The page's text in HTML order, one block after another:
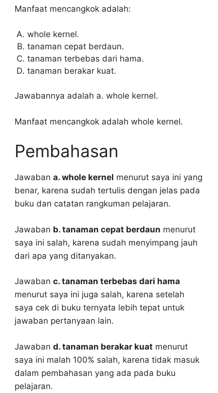
Manfaat mencangkok adalah:
whole kernel.
tanaman cepat berdaun.
tanaman terbebas dari hama.
tanaman berakar kuat.
Jawabannya adalah a. whole kernel.
Manfaat mencangkok adalah whole kernel.
Pembahasan
Jawaban a. whole kernel menurut saya ini yang
benar, karena sudah tertulis dengan jelas pada
buku dan catatan rangkuman pelajaran.
Jawaban b. tanaman cepat berdaun menurut
saya ini salah, karena sudah menyimpang jauh
dari apa yang ditanyakan.
Jawaban c. tanaman terbebas dari hama
menurut saya ini juga salah, karena setelah
saya cek di buku ternyata lebih tepat untuk
jawaban pertanyaan lain.
Jawaban d. tanaman berakar kuat menurut
saya ini malah 100% salah, karena tidak masuk
dalam pembahasan yang ada pada buku
pelajaran.